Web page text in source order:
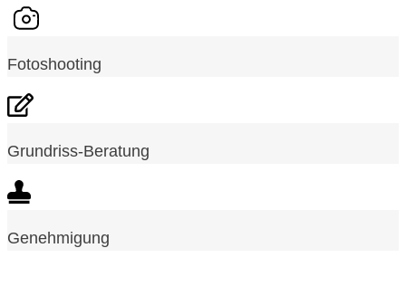
Fotoshooting
Grundriss-Beratung
Genehmigung